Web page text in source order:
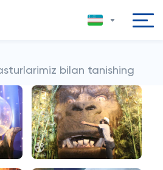
bilan tanishing